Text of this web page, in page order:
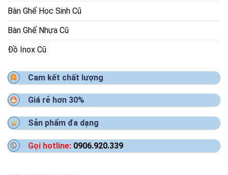
Bàn Ghế Học Sinh Cũ
Bàn Ghế Nhựa Cũ
Đồ Inox Cũ
Cam kết chất lượng
Giá rẻ hơn 30%
Sản phẩm đa dạng
Gọi hotline: 0906.920.339